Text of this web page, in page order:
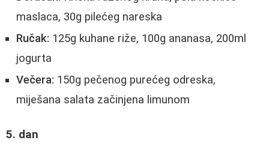
maslaca, 30g pilećeg nareska
Ručak: 125g kuhane riže, 100g ananasa, 200ml
jogurta
Večera: 150g pečenog purećeg odreska,
miješana salata začinjena limunom
5. dan